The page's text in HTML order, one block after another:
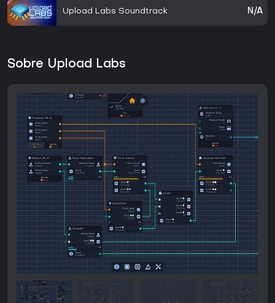
Upload Labs Soundtrack N/A
Sobre Upload Labs